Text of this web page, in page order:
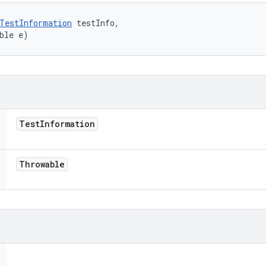
TestInformation testInfo,
e)
TestInformation
Throwable